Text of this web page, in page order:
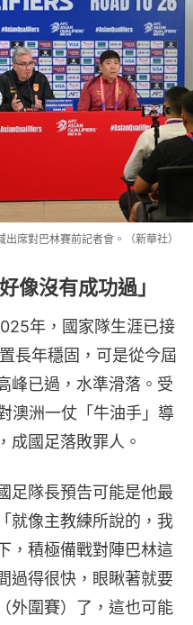
席對巴林賽前記者會。（新華社）
像沒有成功過」
年，國家隊生涯已接
長年穩固，可是從今屆
峰已過，水準滑落。受
澳洲一仗「牛油手」導
成國足落敗罪人。
足隊長預告可能是他最
就像主教練所說的，我
，積極備戰對陣巴林這
過得很快，眼瞅著就要
外圍賽）了，這也可能